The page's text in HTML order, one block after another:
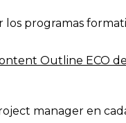
los programas
Outline ECO
manager en